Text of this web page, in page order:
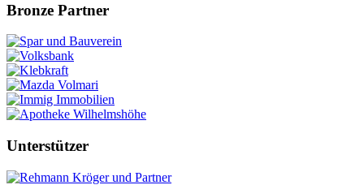
Bronze Partner
Unterstützer